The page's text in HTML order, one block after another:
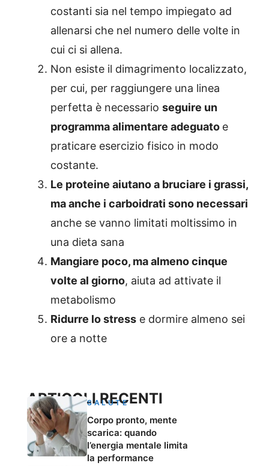
costanti sia nel tempo impiegato ad
allenarsi che nel numero delle volte in
cui ci si allena.
Non esiste il dimagrimento localizzato,
per cui, per raggiungere una linea
perfetta è necessario seguire un
programma alimentare adeguato e
praticare esercizio fisico in modo
costante.
Le proteine aiutano a bruciare i grassi,
ma anche i carboidrati sono necessari
anche se vanno limitati moltissimo in
una dieta sana
Mangiare poco, ma almeno cinque
volte al giorno, aiuta ad attivate il
metabolismo
Ridurre lo stress e dormire almeno sei
ore a notte
ARTICOLI RECENTI
SALUTE
Corpo pronto, mente
scarica: quando
l’energia mentale limita
la performance